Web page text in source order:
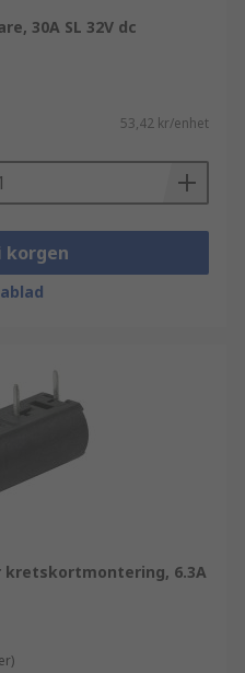
30A SL 32V dc
53,42 kr/enhet
korgen
kretskortmontering, 6.3A